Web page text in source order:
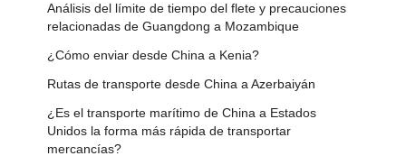
Análisis del límite de tiempo del flete y precauciones
relacionadas de Guangdong a Mozambique
¿Cómo enviar desde China a Kenia?
Rutas de transporte desde China a Azerbaiyán
¿Es el transporte marítimo de China a Estados
Unidos la forma más rápida de transportar
mercancías?